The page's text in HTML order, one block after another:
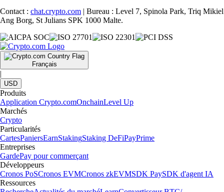
Contact : chat.crypto.com | Bureau : Level 7, Spinola Park, Triq Mikiel
Ang Borg, St Julians SPK 1000 Malte.
Français
|
USD
Produits
Application Crypto.comOnchainLevel Up
Marchés
Crypto
Particularités
CartesPaniersEarnStakingStaking DeFiPayPrime
Entreprises
GardePay pour commerçant
Développeurs
Cronos PoSCronos EVMCronos zkEVMSDK PaySDK d'agent IA
Ressources